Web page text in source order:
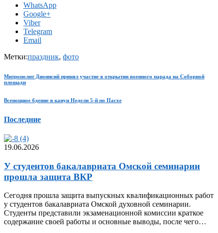
WhatsApp
Google+
Viber
Telegram
Email
Метки:праздник, фото
Митрополит Дионисий принял участие в открытии военного парада на Соборной
площади
Всенощное бдение в канун Недели 5-й по Пасхе
Последние
19.06.2026
У студентов бакалавриата Омской семинарии
прошла защита ВКР
Сегодня прошла защита выпускных квалификационных работ
у студентов бакалавриата Омской духовной семинарии.
Студенты представили экзаменационной комиссии краткое
содержание своей работы и основные выводы, после чего…